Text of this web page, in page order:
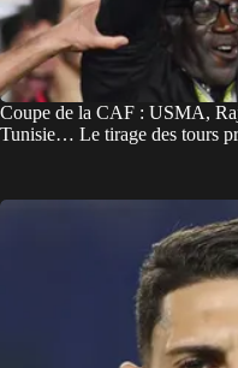
Coupe de la CAF : USMA,
Tunisie… Le tirage des tours